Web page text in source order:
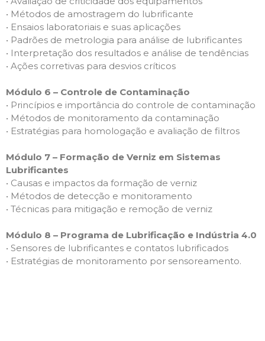
• Métodos de amostragem do lubrificante
• Ensaios laboratoriais e suas aplicações
• Padrões de metrologia para análise de lubrificantes
• Interpretação dos resultados e análise de tendências
• Ações corretivas para desvios críticos
Módulo 6 – Controle de Contaminação
• Princípios e importância do controle de contaminação
• Métodos de monitoramento da contaminação
• Estratégias para homologação e avaliação de filtros
Módulo 7 – Formação de Verniz em Sistemas
Lubrificantes
• Causas e impactos da formação de verniz
• Métodos de detecção e monitoramento
• Técnicas para mitigação e remoção de verniz
Módulo 8 – Programa de Lubrificação e Indústria 4.0
• Sensores de lubrificantes e contatos lubrificados
• Estratégias de monitoramento por sensoreamento.